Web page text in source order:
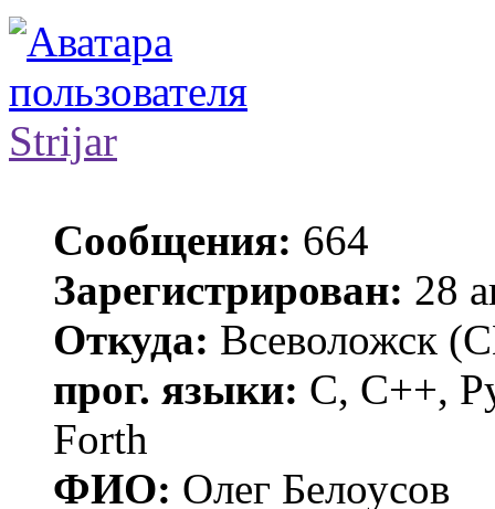
Strijar
Сообщения: 664
Зарегистрирован: 28
Откуда: Всеволожск
прог. языки: С, C++,
Forth
ФИО: Олег Белоусов